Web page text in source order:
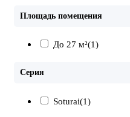
Площадь помещения
До 27 м²(1)
Серия
Soturai(1)